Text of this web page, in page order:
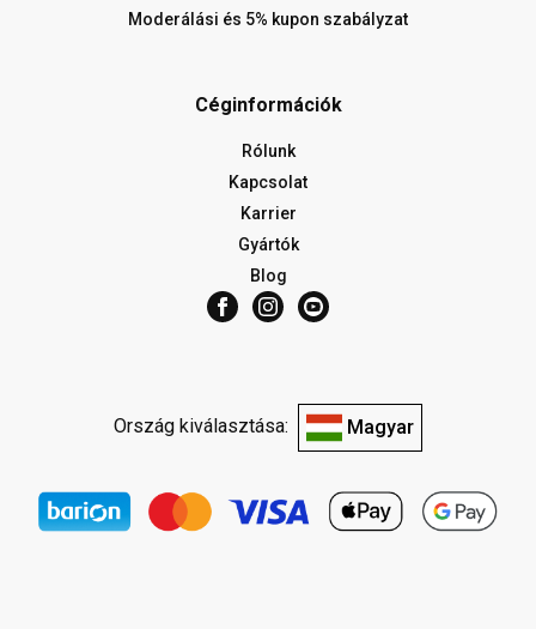
Moderálási és 5% kupon szabályzat
Céginformációk
Rólunk
Kapcsolat
Karrier
Gyártók
Blog
Ország kiválasztása: Magyar